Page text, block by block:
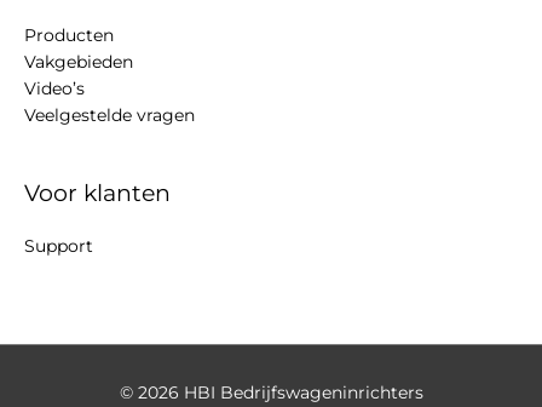
Producten
Vakgebieden
Video’s
Veelgestelde vragen
Voor klanten
Support
© 2026 HBI Bedrijfswageninrichters